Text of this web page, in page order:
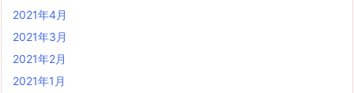
2021年4月
2021年3月
2021年2月
2021年1月